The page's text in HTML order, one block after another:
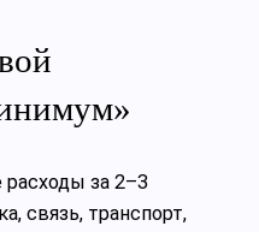
за 2–3
связь, транспорт,